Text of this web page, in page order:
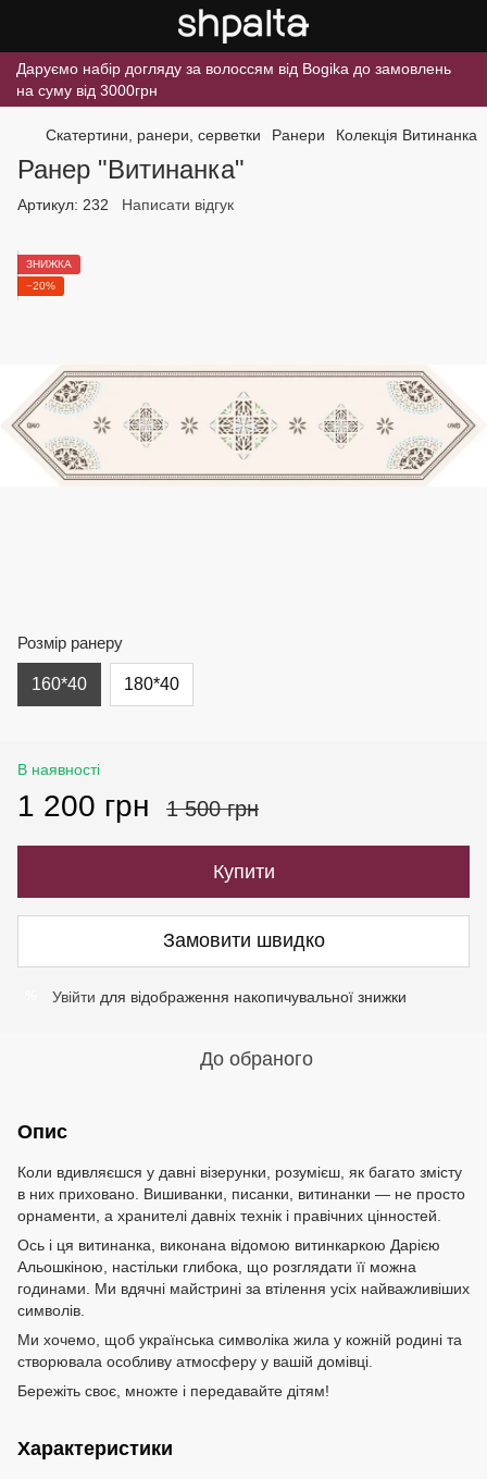
Даруємо набір догляду за волоссям від Bogika до замовлень
на суму від 3000грн
Скатертини, ранери, серветки Ранери Колекція Витинанка
Ранер "Витинанка"
Артикул: 232 Написати відгук
ЗНИЖКА
−20%
Розмір ранеру
160*40 180*40
В наявності
1 200 грн 1 500 грн
Купити
Замовити швидко
Увійти для відображення накопичувальної знижки
До обраного
Опис
Коли вдивляєшся у давні візерунки, розумієш, як багато змісту
в них приховано. Вишиванки, писанки, витинанки — не просто
орнаменти, а хранителі давніх технік і правічних цінностей.
Ось і ця витинанка, виконана відомою витинкаркою Дарією
Альошкіною, настільки глибока, що розглядати її можна
годинами. Ми вдячні майстрині за втілення усіх найважливіших
символів.
Ми хочемо, щоб українська символіка жила у кожній родині та
створювала особливу атмосферу у вашій домівці.
Бережіть своє, множте і передавайте дітям!
Характеристики